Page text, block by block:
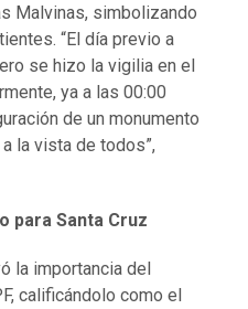
Malvinas, simbolizando
“El día previo a
se hizo la vigilia en el
ya a las 00:00
de un monumento
la vista de todos”,
para Santa Cruz
la importancia del
calificándolo como el